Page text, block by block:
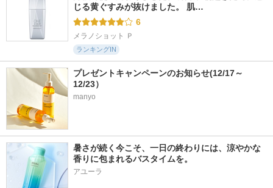
じる黄ぐすみが抜けました。 肌…
6
メラノショット Ｐ
ランキングIN
プレゼントキャンペーンのお知らせ(12/17～
12/23）
manyo
暑さが続く今こそ、一日の終わりには、涼やかな
香りに包まれるバスタイムを。
アユーラ